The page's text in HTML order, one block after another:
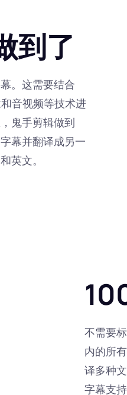
到了
。这需要结合
音视频等技术进
鬼手剪辑做到
幕并翻译成另一
英文。
不需要
内的所
译多种
字幕支